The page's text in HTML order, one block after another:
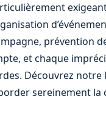
prévention
et chaque
Découvrez
sereinement la